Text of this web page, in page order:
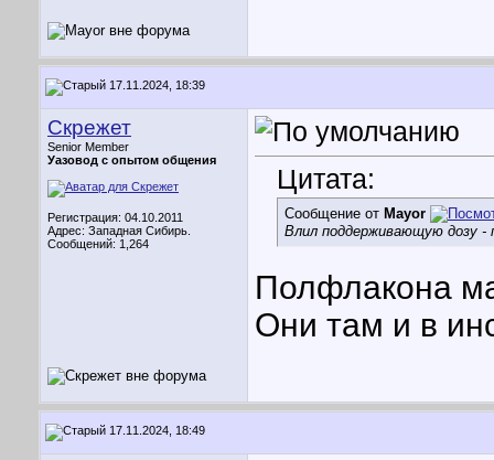
17.11.2024, 18:39
Скрежет
Senior Member
Уазовод с опытом общения
Регистрация: 04.10.2011
Адрес: Западная Сибирь.
Сообщений: 1,264
Цитата:
Сообщение от Mayor
Влил поддерживающую дозу -
Полфлакона
Они там и в
17.11.2024, 18:49